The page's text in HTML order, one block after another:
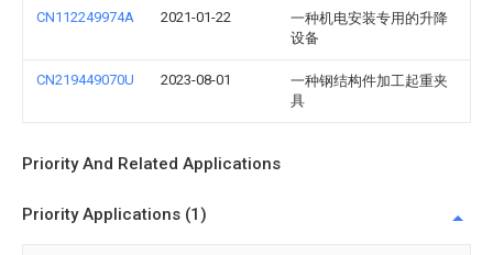
CN112249974A 2021-01-22
一种机电安装专用的升降
设备
CN219449070U 2023-08-01
一种钢结构件加工起重夹
具
Priority And Related Applications
Priority Applications (1)